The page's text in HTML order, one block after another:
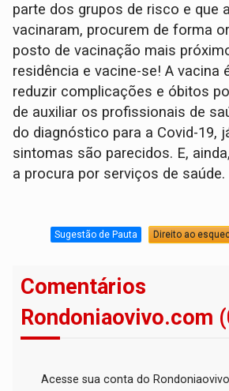
parte dos grupos de risco e que
vacinaram, procurem de forma
posto de vacinação mais
residência e vacine-se! A vacina
reduzir complicações e óbitos
de auxiliar os profissionais de
do diagnóstico para a Covid-19,
sintomas são parecidos. E,
a procura por serviços de saúde.
Sugestão de Pauta Direito ao
Comentários
Rondoniaovivo.com
Acesse sua conta do